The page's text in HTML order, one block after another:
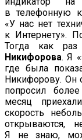
в телефонную
«У нас нет
к Интернету».
Тогда как раз
Никифорова. Я «
где была
Никифорову. Он
попросил
месяц
скорость
открываются,
Я
не
знаю,